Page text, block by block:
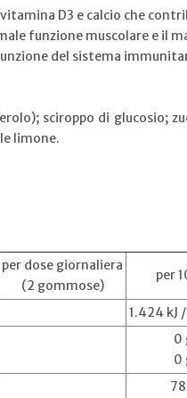
D3 e calcio che
funzione muscolare e il
del sistema
sciroppo di glucosio;
limone.
per dose giornaliera
(2 gommose)
per
1.424 kJ
0
0